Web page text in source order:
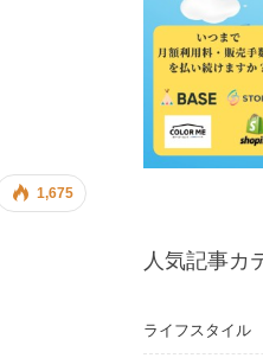
1,675
人気記事カ
ライフスタイル